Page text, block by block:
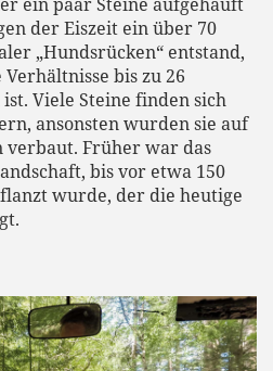
ein paar Steine aufgehäuft
der Eiszeit ein über 70
„Hundsrücken“ entstand,
bis zu 26
Viele Steine finden sich
ansonsten wurden sie auf
verbaut. Früher war das
bis vor etwa 150
wurde, der die heutige